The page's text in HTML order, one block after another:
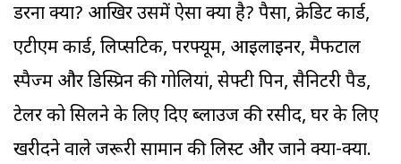
डरना क्या? आखिर उसमें ऐसा क्या है? पैसा, क्रेडिट कार्ड,
एटीएम कार्ड, लिप्सटिक, परफ्यूम, आइलाइनर, मैफटाल
स्पैज्म और डिस्प्रिन की गोलियां, सेफ्टी पिन, सैनिटरी पैड,
टेलर को सिलने के लिए दिए ब्लाउज की रसीद, घर के लिए
खरीदने वाले जरूरी सामान की लिस्ट और जाने क्या-क्या.